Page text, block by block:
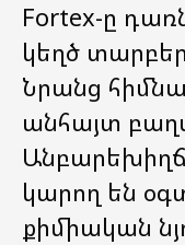
Fortex-ը
կեղծ
Նրանց
անհայտ
կարող են
քիմիական